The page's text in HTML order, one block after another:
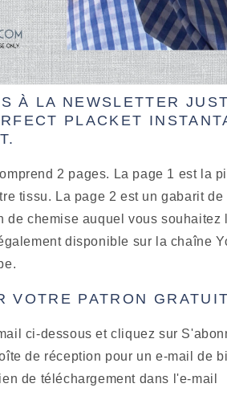
À LA NEWSLETTER
PLACKET
2 pages. La page 1 est la
tissu. La page 2 est un gabarit
de chemise auquel vous
disponible sur la chaîne
VOTRE PATRON GRATUIT
ci-dessous et cliquez sur
de réception pour un e-mail de
de téléchargement dans l'e-mail